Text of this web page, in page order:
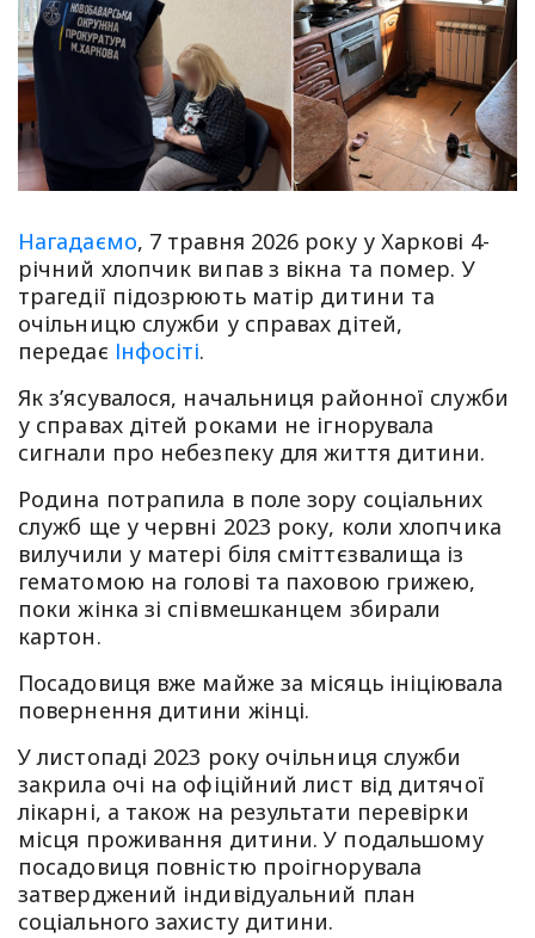
Нагадаємо, 7 травня 2026 року у Харкові 4-
річний хлопчик випав з вікна та помер. У
трагедії підозрюють матір дитини та
очільницю служби у справах дітей,
передає Інфосіті.
Як з’ясувалося, начальниця районної служби
у справах дітей роками не ігнорувала
сигнали про небезпеку для життя дитини.
Родина потрапила в поле зору соціальних
служб ще у червні 2023 року, коли хлопчика
вилучили у матері біля сміттєзвалища із
гематомою на голові та паховою грижею,
поки жінка зі співмешканцем збирали
картон.
Посадовиця вже майже за місяць ініціювала
повернення дитини жінці.
У листопаді 2023 року очільниця служби
закрила очі на офіційний лист від дитячої
лікарні, а також на результати перевірки
місця проживання дитини. У подальшому
посадовиця повністю проігнорувала
затверджений індивідуальний план
соціального захисту дитини.